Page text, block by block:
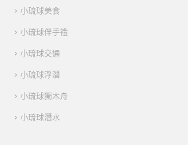
小琉球美食
小琉球伴手禮
小琉球交通
小琉球浮潛
小琉球獨木舟
小琉球潛水